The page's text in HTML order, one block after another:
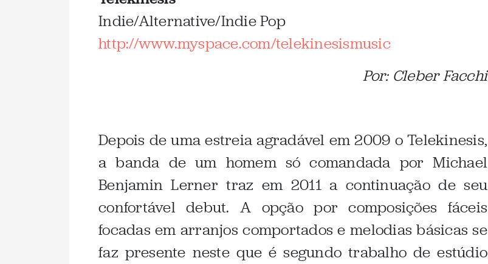
Indie/Alternative/Indie Pop
http://www.myspace.com/telekinesismusic
Por: Cleber Facchi
Depois de uma estreia agradável em 2009 o Telekinesis,
a banda de um homem só comandada por Michael
Benjamin Lerner traz em 2011 a continuação de seu
confortável debut. A opção por composições fáceis
focadas em arranjos comportados e melodias básicas se
faz presente neste que é segundo trabalho de estúdio